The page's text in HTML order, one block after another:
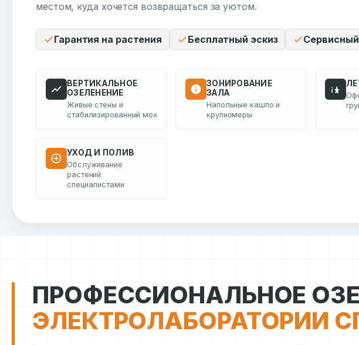
местом, куда хочется возвращаться за уютом.
Гарантия на растения Бесплатный эскиз
ВЕРТИКАЛЬНОЕ
ОЗЕЛЕНЕНИЕ
Живые стены и
стабилизированный мох
ЗОНИРОВАНИЕ
ЗАЛА
Напольные кашпо и
крупномеры
УХОД И ПОЛИВ
Обслуживание
растений
специалистами
ПРОФЕССИОНАЛЬНОЕ
ЭЛЕКТРОЛАБОРАТОРИИ